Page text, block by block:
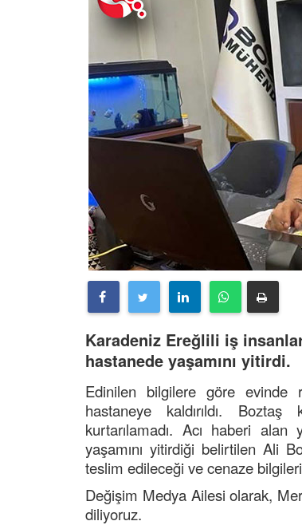
Karadeniz Ereğlili iş
hastanede yaşamını yitirdi.
Edinilen bilgilere göre evinde
hastaneye kaldırıldı. Boztaş
kurtarılamadı. Acı haberi alan
yaşamını yitirdiği belirtilen Ali
teslim edileceği ve cenaze
Değişim Medya Ailesi olarak,
diliyoruz.